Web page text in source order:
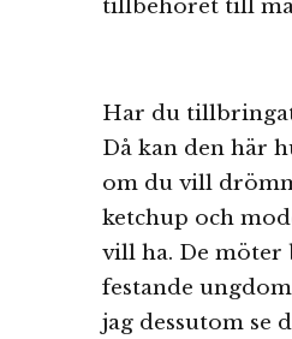
tillbehöret till
Har du tillbringat
Då kan den här
om du vill
ketchup och
vill ha. De möter
festande
jag dessutom se